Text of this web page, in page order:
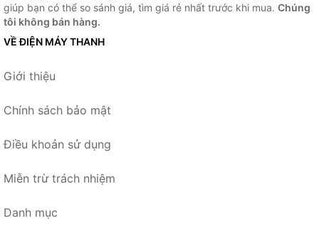
giúp bạn có thể so sánh giá, tìm giá rẻ nhất trước khi mua. Chúng
tôi không bán hàng.
VỀ ĐIỆN MÁY THANH
Giới thiệu
Chính sách bảo mật
Điều khoản sử dụng
Miễn trừ trách nhiệm
Danh mục